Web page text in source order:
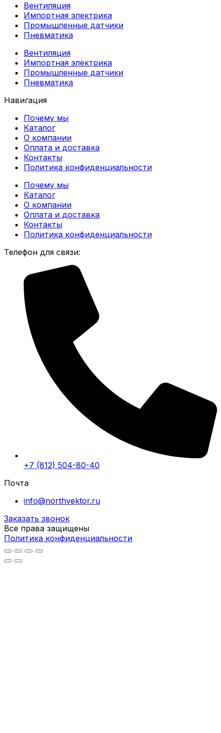
Вентиляция
Импортная электрика
Промышленные датчики
Пневматика
Вентиляция
Импортная электрика
Промышленные датчики
Пневматика
Навигация
Почему мы
Каталог
О компании
Оплата и доставка
Контакты
Политика конфиденциальности
Почему мы
Каталог
О компании
Оплата и доставка
Контакты
Политика конфиденциальности
Телефон для связи:
+7 (812) 504-80-40
Почта
info@northvektor.ru
Заказать звонок
Все права защищены
Политика конфиденциальности